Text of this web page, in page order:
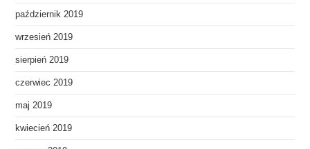
październik 2019
wrzesień 2019
sierpień 2019
czerwiec 2019
maj 2019
kwiecień 2019